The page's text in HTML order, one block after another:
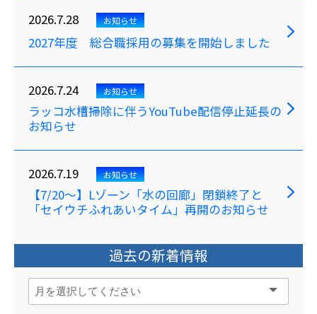
2026.7.28 お知らせ
2027年度 総合職採用の募集を開始しました
2026.7.24 お知らせ
ラッコ水槽掃除に伴うYouTube配信停止延長の
お知らせ
2026.7.19 お知らせ
【7/20～】Lゾーン「水の回廊」閉鎖終了と
「セイウチふれあいタイム」再開のお知らせ
過去の新着情報